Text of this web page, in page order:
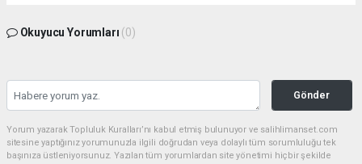
Okuyucu Yorumları (0)
Gönder
Yorum yazarak Topluluk Kuralları’nı kabul etmiş bulunuyor ve salihlimanset.com
sitesine yaptığınız yorumunuzla ilgili doğrudan veya dolaylı tüm sorumluluğu tek
başınıza üstleniyorsunuz. Yazılan tüm yorumlardan site yönetimi hiçbir şekilde